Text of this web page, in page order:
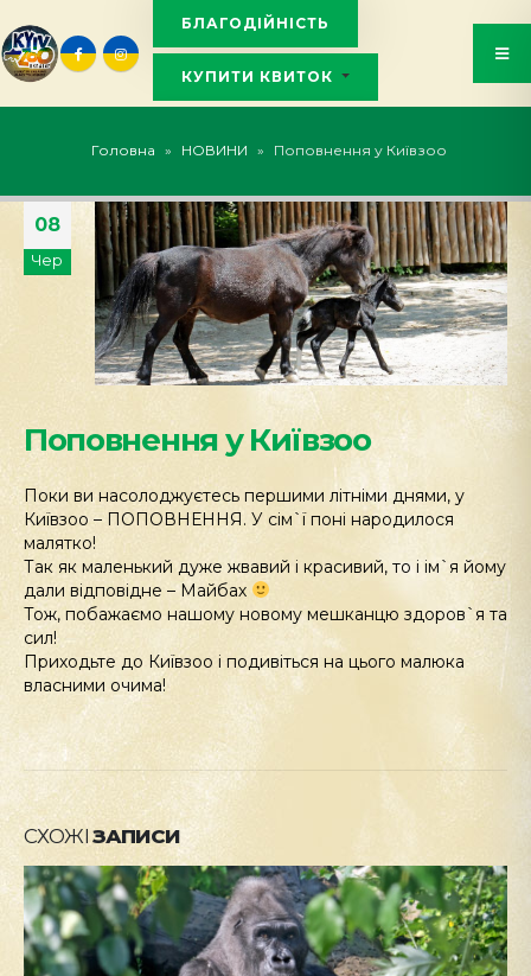
БЛАГОДІЙНІСТЬ
КУПИТИ КВИТОК
Головна » НОВИНИ » Поповнення у Київзоо
08
Чер
Поповнення у Київзоо
Поки ви насолоджуєтесь першими літніми днями, у
Київзоо – ПОПОВНЕННЯ. У сім`ї поні народилося
малятко!
Так як маленький дуже жвавий і красивий, то і ім`я йому
дали відповідне – Майбах
Тож, побажаємо нашому новому мешканцю здоров`я та
сил!
Приходьте до Київзоо і подивіться на цього малюка
власними очима!
СХОЖІ ЗАПИСИ